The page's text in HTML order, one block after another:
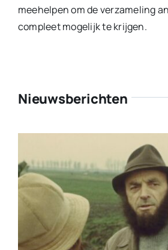
meehelpen om de verzameling
compleet mogelijk te krijgen.
Nieuwsberichten